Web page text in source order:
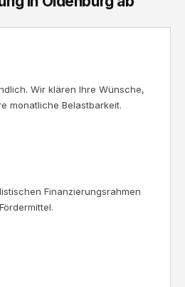
Wir klären Ihre Wünsche,
monatliche Belastbarkeit.
Finanzierungsrahmen